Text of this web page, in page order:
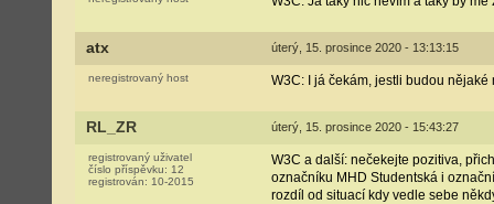
atx úterý, 15. prosince 2020 - 13:13:15
neregistrovaný host W3C: I já čekám, jestli budou nějaké
RL_ZR úterý, 15. prosince 2020 - 15:43:27
registrovaný uživatel
číslo příspěvku: 12
registrován: 10-2015
W3C a další: nečekejte pozitiva,
označníku MHD Studentská i
rozdíl od situací kdy vedle sebe